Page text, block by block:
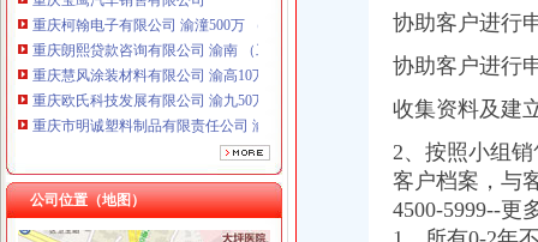
重庆柯翰电子有限公司 渝潼500万 （进出口权）
重庆朗熙贷款咨询有限公司 渝南 （工商注册）
重庆慧风涂装材料有限公司 渝高10万 （工商注册）
重庆欧氏科技发展有限公司 渝九50万 （进出口权）
重庆市明诚塑料制品有限责任公司 渝高100万 （进出口权）
重庆瑾崇进出口贸易有限公司 渝中100万 （进出口权）
成都国科海博信息技术股份有限公司重庆分公司 渝江 （工商注册）
川思博机械有限责任公司重庆分公司 渝江 （工商注册）
上海兆妩贸易有限公司重庆天地分公司 渝中 （工商注册）
公司位置（地图）
协助客户进行
协助客户进行
收集资料及建
2、按照小组
客户档案，与
4500-5999--